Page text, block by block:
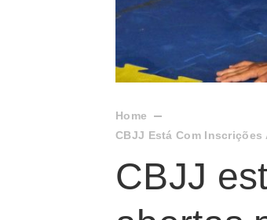
Home
CBJJ Está Com
CBJJ